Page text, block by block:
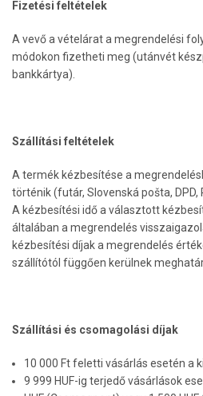
Fizetési feltételek
A vevő a vételárat a megrendelési
módokon fizetheti meg (utánvét
bankkártya).
Szállítási feltételek
A termék kézbesítése a
történik (futár, Slovenská pošta,
A kézbesítési idő a választott
általában a megrendelés
kézbesítési díjak a megrendelés
szállítótól függően kerülnek
Szállítási és csomagolási díjak
10 000 Ft feletti vásárlás esetén a
9 999 HUF-ig terjedő vásárlások